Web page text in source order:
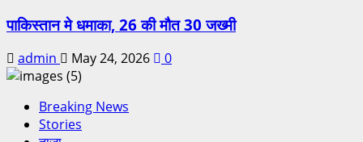
पाकिस्तान मे धमाका, 26 की मौत 30 जख्मी
admin May 24, 2026 0
Breaking News
Stories